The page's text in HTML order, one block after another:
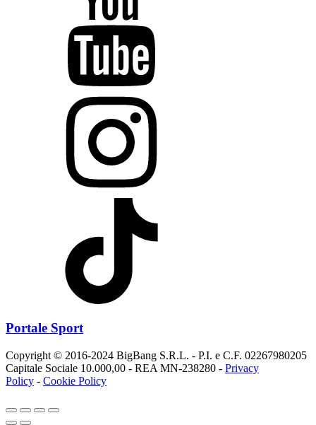
Portale Sport
Copyright © 2016-2024 BigBang S.R.L. - P.I. e C.F. 02267980205
Capitale Sociale 10.000,00 - REA MN-238280 - Privacy
Policy - Cookie Policy